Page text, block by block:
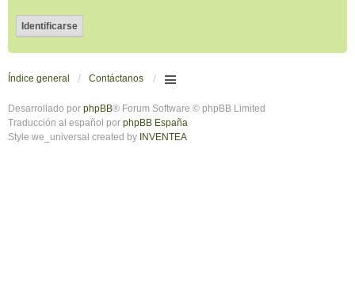
Índice general Contáctanos
Desarrollado por phpBB® Forum Software © phpBB Limited
Traducción al español por phpBB España
Style we_universal created by INVENTEA